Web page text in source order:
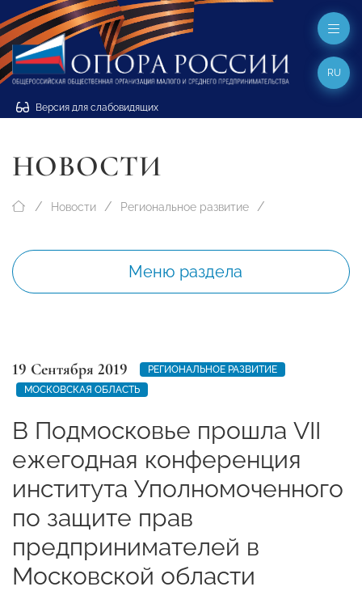
Версия для слабовидящих
RU
НОВОСТИ
Новости Региональное развитие
Меню раздела
19 Сентября 2019
РЕГИОНАЛЬНОЕ РАЗВИТИЕ
МОСКОВСКАЯ ОБЛАСТЬ
В Подмосковье прошла VII
ежегодная конференция
института Уполномоченного
по защите прав
предпринимателей в
Московской области